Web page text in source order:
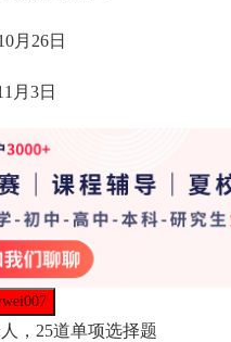
月26日
月3日
，25道单项选择题